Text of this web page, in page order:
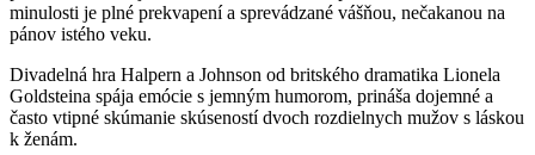
minulosti je plné prekvapení a sprevádzané vášňou, nečakanou na
pánov istého veku.
Divadelná hra Halpern a Johnson od britského dramatika Lionela
Goldsteina spája emócie s jemným humorom, prináša dojemné a
často vtipné skúmanie skúseností dvoch rozdielnych mužov s láskou
k ženám.